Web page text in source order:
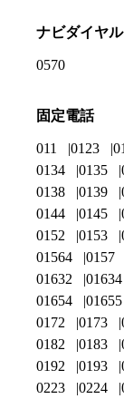
ナビダイヤル
0570
固定電話
011 0123
0134
0135
0138
0139
0144
0145
0152
0153
01564
0157
01632
01634
01654
01655
0172
0173
0182
0183
0192
0193
0223
0224